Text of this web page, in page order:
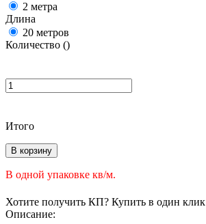
2 метра
Длина
20 метров
Количество ()
Итого
В корзину
В одной упаковке кв/м.
Хотите получить КП? Купить в один клик
Описание: